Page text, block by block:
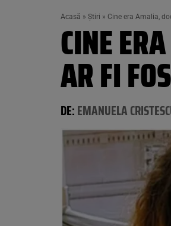
Acasă » Știri » Cine era Amalia,
CINE
AR FI
DE:EMANUELA